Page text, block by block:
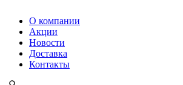
О компании
Акции
Новости
Доставка
Контакты